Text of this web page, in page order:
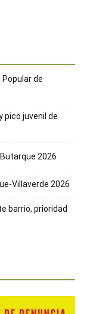
de
pico juvenil de
2026
Villaverde 2026
barrio, prioridad